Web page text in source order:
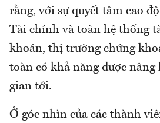
rằng, với sự quyết tâm cao
Tài chính và toàn hệ thống
khoán, thị trường chứng
toàn có khả năng được
gian tới.
Ở góc nhìn của các thành